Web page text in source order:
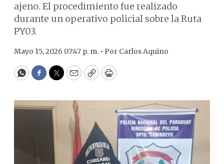
ajeno. El procedimiento fue realizado
durante un operativo policial sobre la Ruta
PY03.
Mayo 15, 2026 07:47 p. m. • Por Carlos Aquino
WhatsApp
Facebook
Twitter
EmailCopyPrint